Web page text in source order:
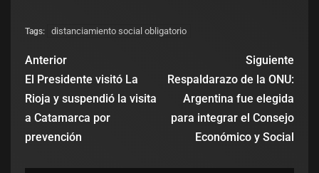
Tags: distanciamiento social obligatorio
Anterior
El Presidente visitó La
Rioja y suspendió la visita
a Catamarca por
prevención
Siguiente
Respaldarazo de la ONU:
Argentina fue elegida
para integrar el Consejo
Económico y Social